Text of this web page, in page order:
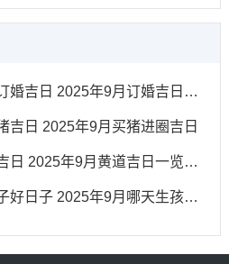
段:中午11时至12时59分（丙午
分（己酉时）、夜间21时至22时
开市、交易、立券、挂匾、开
嫁娶、安葬！此日冲蛇煞西- 生
安排紧凑、需在傍晚或夜间完
日 2025年9月订婚吉日有哪几天
吉日 2025年9月买猪进圈吉日
2025年9月黄道吉日一览表大全
子 2025年9月哪天生孩子比较好